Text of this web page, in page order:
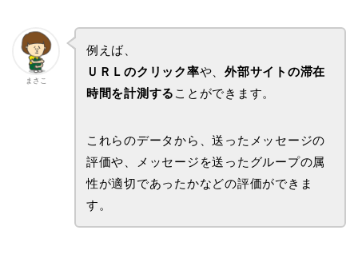
まさこ
例えば、
ＵＲＬのクリック率や、外部サイトの滞在
時間を計測する ことができます。
これらのデータから、送ったメッセージの
評価や、メッセージを送ったグループの属
性が適切であったかなどの評価ができま
す。